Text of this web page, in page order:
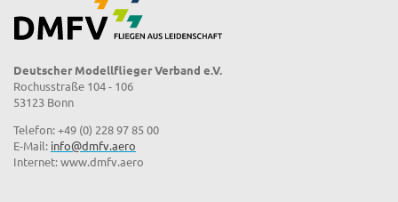
Deutscher Modellflieger Verband e.V.
Rochusstraße 104 - 106
53123 Bonn
Telefon: +49 (0) 228 97 85 00
E-Mail: info@dmfv.aero
Internet: www.dmfv.aero